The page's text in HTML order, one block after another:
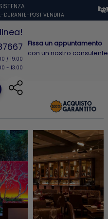
DURANTE-POST VENDITA
/ 19.00
- 13.00
Fissa un appuntamento
con un nostro consulente